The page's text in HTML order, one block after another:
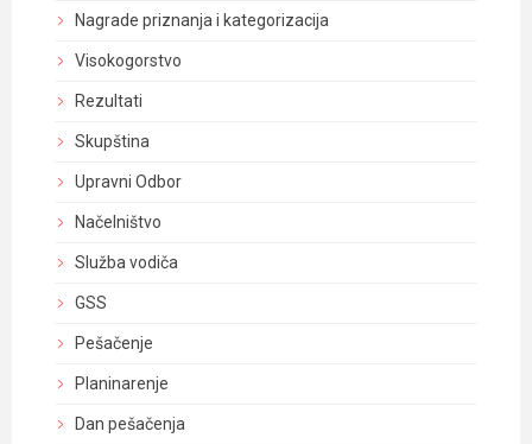
Nagrade priznanja i kategorizacija
Visokogorstvo
Rezultati
Skupština
Upravni Odbor
Načelništvo
Služba vodiča
GSS
Pešačenje
Planinarenje
Dan pešačenja